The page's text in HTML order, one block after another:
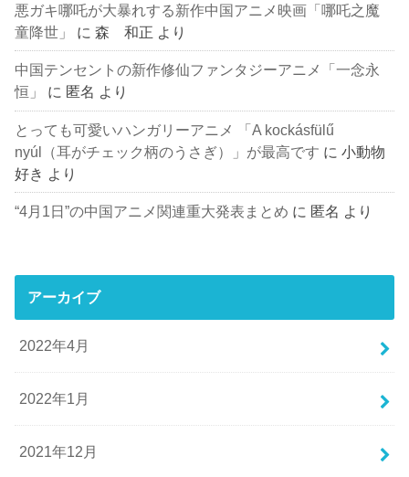
悪ガキ哪吒が大暴れする新作中国アニメ映画「哪吒之魔
童降世」
に森 和正 より
中国テンセントの新作修仙ファンタジーアニメ「一念永
恒」
に 匿名 より
とっても可愛いハンガリーアニメ 「A kockásfülű
nyúl（耳がチェック柄のうさぎ）」が最高です に小動物
好き より
“4月1日”の中国アニメ関連重大発表まとめ に 匿名 より
アーカイブ
2022年4月
2022年1月
2021年12月